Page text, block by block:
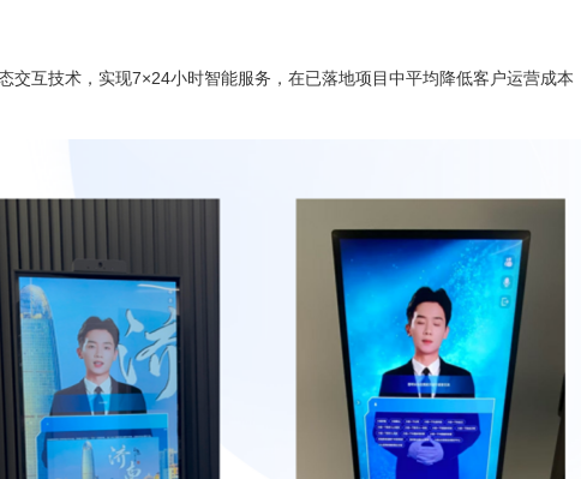
交互技术，实现7×24小时智能服务，在已落地项目中平均降低客户运营成本